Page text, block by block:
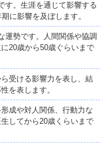
す。生涯を通じて影響する
に影響を及ぼします。
運勢です。人間関係や協調
20歳から50歳ぐらいまで
受ける影響力を表し、結
を表します。
成や対人関係、行動力な
してから20歳くらいまで